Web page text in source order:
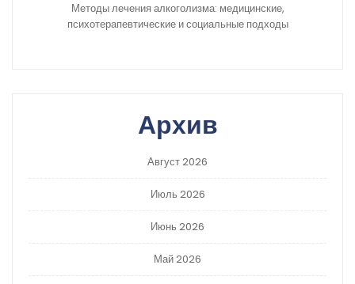
Методы лечения алкоголизма: медицинские,
психотерапевтические и социальные подходы
Архив
Август 2026
Июль 2026
Июнь 2026
Май 2026